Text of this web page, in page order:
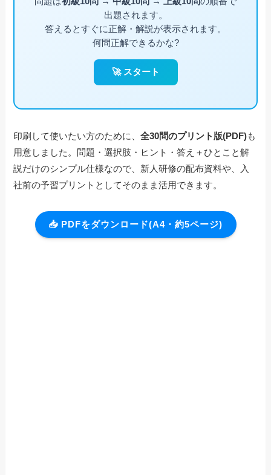
印刷して使いたい方のために、全30問のプリント版(PDF)も
用意しました。問題・選択肢・ヒント・答え＋ひとこと解
説だけのシンプル仕様なので、新人研修の配布資料や、入
社前の予習プリントとしてそのまま活用できます。
📥 PDFをダウンロード(A4・約5ページ)